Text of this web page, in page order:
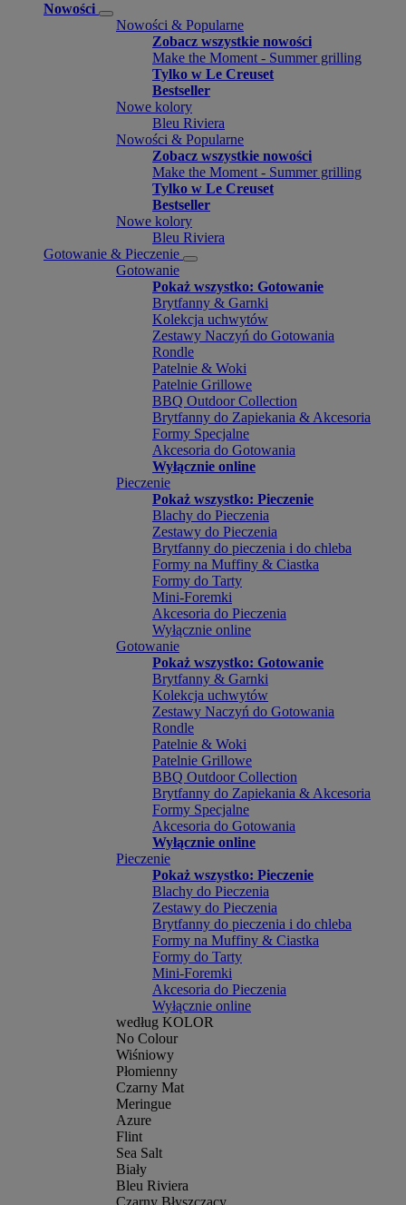
Nowości
Nowości & Popularne
Zobacz wszystkie nowości
Make the Moment - Summer grilling
Tylko w Le Creuset
Bestseller
Nowe kolory
Bleu Riviera
Nowości & Popularne
Zobacz wszystkie nowości
Make the Moment - Summer grilling
Tylko w Le Creuset
Bestseller
Nowe kolory
Bleu Riviera
Gotowanie & Pieczenie
Gotowanie
Pokaż wszystko: Gotowanie
Brytfanny & Garnki
Kolekcja uchwytów
Zestawy Naczyń do Gotowania
Rondle
Patelnie & Woki
Patelnie Grillowe
BBQ Outdoor Collection
Brytfanny do Zapiekania & Akcesoria
Formy Specjalne
Akcesoria do Gotowania
Wyłącznie online
Pieczenie
Pokaż wszystko: Pieczenie
Blachy do Pieczenia
Zestawy do Pieczenia
Brytfanny do pieczenia i do chleba
Formy na Muffiny & Ciastka
Formy do Tarty
Mini-Foremki
Akcesoria do Pieczenia
Wyłącznie online
Gotowanie
Pokaż wszystko: Gotowanie
Brytfanny & Garnki
Kolekcja uchwytów
Zestawy Naczyń do Gotowania
Rondle
Patelnie & Woki
Patelnie Grillowe
BBQ Outdoor Collection
Brytfanny do Zapiekania & Akcesoria
Formy Specjalne
Akcesoria do Gotowania
Wyłącznie online
Pieczenie
Pokaż wszystko: Pieczenie
Blachy do Pieczenia
Zestawy do Pieczenia
Brytfanny do pieczenia i do chleba
Formy na Muffiny & Ciastka
Formy do Tarty
Mini-Foremki
Akcesoria do Pieczenia
Wyłącznie online
według KOLOR
No Colour
Wiśniowy
Płomienny
Czarny Mat
Meringue
Azure
Flint
Sea Salt
Biały
Bleu Riviera
Czarny Błyszczący